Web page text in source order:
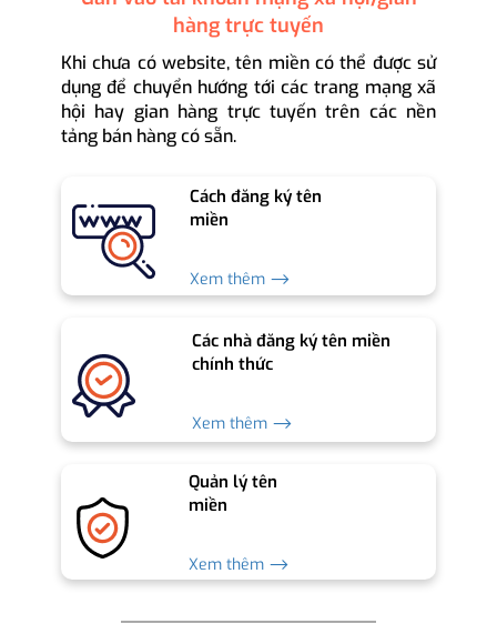
hàng trực tuyến
Khi chưa có website, tên miền có thể được sử
dụng để chuyển hướng tới các trang mạng xã
hội hay gian hàng trực tuyến trên các nền
tảng bán hàng có sẵn.
Cách đăng ký tên
miền
Xem thêm ⟶
Các nhà đăng ký tên miền
chính thức
Xem thêm ⟶
Quản lý tên
miền
Xem thêm ⟶